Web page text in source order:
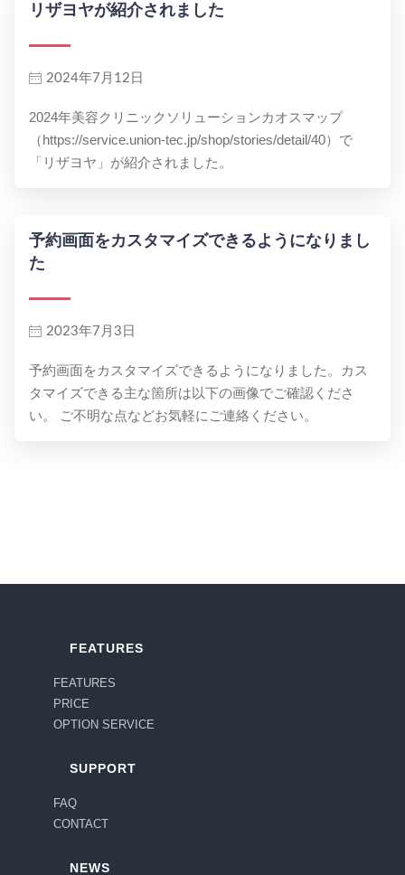
リザヨヤが紹介されました
2024年7月12日
2024年美容クリニックソリューションカオスマップ
（https://service.union-tec.jp/shop/stories/detail/40）で
「リザヨヤ」が紹介されました。
予約画面をカスタマイズできるようになりまし
た
2023年7月3日
予約画面をカスタマイズできるようになりました。カス
タマイズできる主な箇所は以下の画像でご確認くださ
い。 ご不明な点などお気軽にご連絡ください。
FEATURES
FEATURES
PRICE
OPTION SERVICE
SUPPORT
FAQ
CONTACT
NEWS